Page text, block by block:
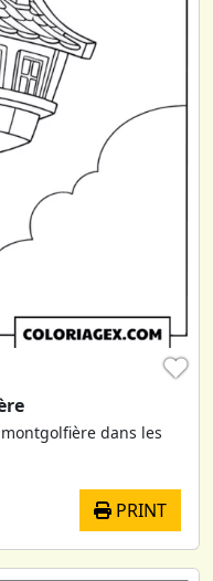
♥
dans les
PRINT